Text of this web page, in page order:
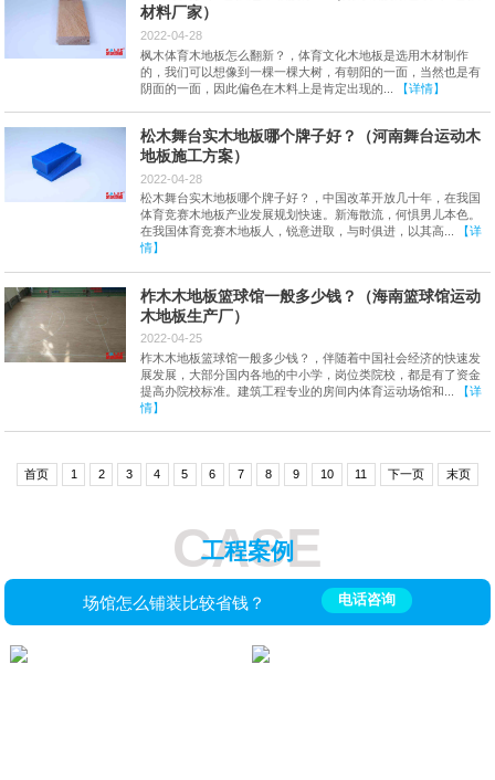
材料厂家）
2022-04-28
枫木体育木地板怎么翻新？，体育文化木地板是选用木材制作
的，我们可以想像到一棵一棵大树，有朝阳的一面，当然也是有
阴面的一面，因此偏色在木料上是肯定出现的...
【详情】
松木舞台实木地板哪个牌子好？（河南舞台运动木
地板施工方案）
2022-04-28
松木舞台实木地板哪个牌子好？，中国改革开放几十年，在我国
体育竞赛木地板产业发展规划快速。新海散流，何惧男儿本色。
在我国体育竞赛木地板人，锐意进取，与时俱进，以其高...
【详
情】
柞木木地板篮球馆一般多少钱？（海南篮球馆运动
木地板生产厂）
2022-04-25
柞木木地板篮球馆一般多少钱？，伴随着中国社会经济的快速发
展发展，大部分国内各地的中小学，岗位类院校，都是有了资金
提高办院校标准。建筑工程专业的房间内体育运动场馆和...
【详
情】
首页 1 2 3 4 5 6 7 8 9 10 11 下一页 末页
CASE
工程案例
场馆怎么铺装比较省钱？ 电话咨询